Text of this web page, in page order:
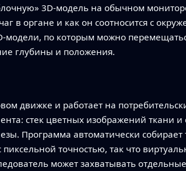
3D‑модель на обычном
в органе и как он соотносится с
по которым можно
глубины и положения.
движке и работает на
стек цветных изображений
Программа автоматически
точностью, так что
может захватывать